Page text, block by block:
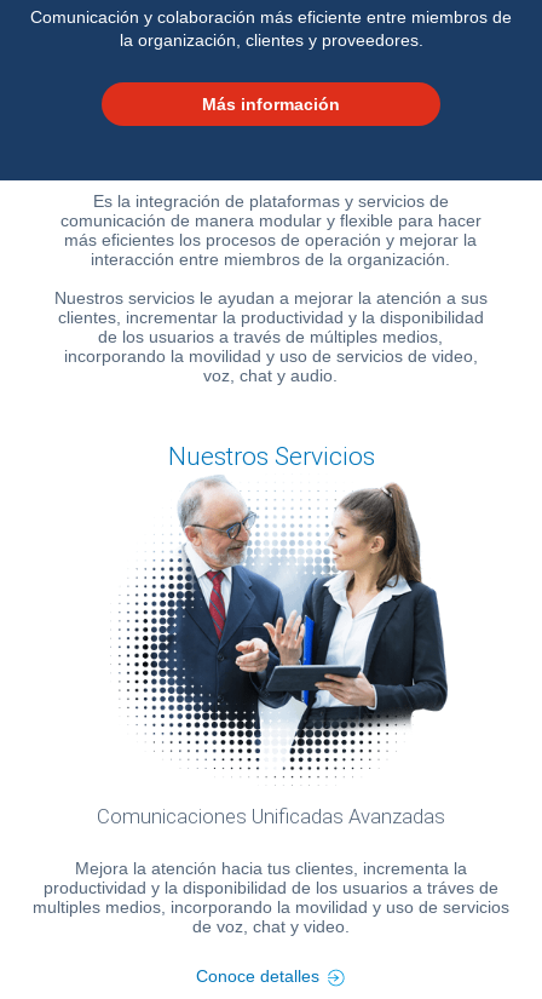
Ayuda
Comunicación y colaboración más eficiente entre miembros de
la organización, clientes y proveedores.
Más información
Es la integración de plataformas y servicios de
comunicación de manera modular y flexible para hacer
más eficientes los procesos de operación y mejorar la
interacción entre miembros de la organización.
Nuestros servicios le ayudan a mejorar la atención a sus
clientes, incrementar la productividad y la disponibilidad
de los usuarios a través de múltiples medios,
incorporando la movilidad y uso de servicios de video,
voz, chat y audio.
Nuestros Servicios
Comunicaciones Unificadas Avanzadas
Mejora la atención hacia tus clientes, incrementa la
productividad y la disponibilidad de los usuarios a tráves de
multiples medios, incorporando la movilidad y uso de servicios
de voz, chat y video.
Conoce detalles